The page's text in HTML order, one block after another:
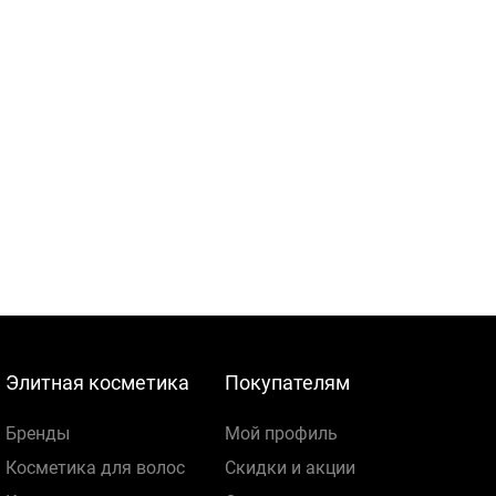
Элитная косметика
Бренды
Косметика для волос
Покупателям
Мой профиль
Скидки и акции